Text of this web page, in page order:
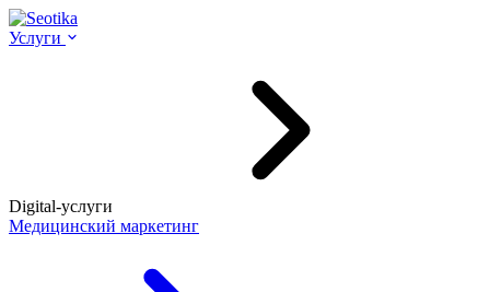
Услуги
Digital-услуги
Медицинский маркетинг